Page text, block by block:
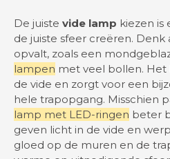
De juiste vide lamp kiezen is
de juiste sfeer creëren.
opvalt, zoals een
lampen met veel bollen.
de vide en zorgt voor een
hele trapopgang. Misschien
lamp met LED-ringen beter
geven licht in de vide en
gloed op de muren en de